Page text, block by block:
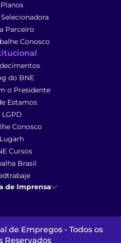
Planos
Parceiro
Conosco
do BNE
o Presidente
Estamos
LGPD
Conosco
Lugarh
Cursos
Brasil
de Imprensa
9 9102-1413
de Empregos - Todos os
Reservados